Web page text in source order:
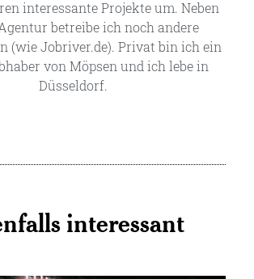
interessante Projekte um. Neben
betreibe ich noch andere
(wie Jobriver.de). Privat bin ich ein
von Möpsen und ich lebe in
Düsseldorf.
interessant